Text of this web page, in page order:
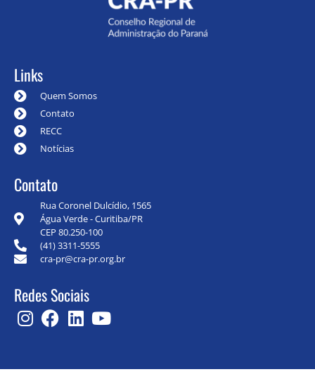
Links
Quem Somos
Contato
RECC
Notícias
Contato
Rua Coronel Dulcídio, 1565
Água Verde - Curitiba/PR
CEP 80.250-100
(41) 3311-5555
cra-pr@cra-pr.org.br
Redes Sociais